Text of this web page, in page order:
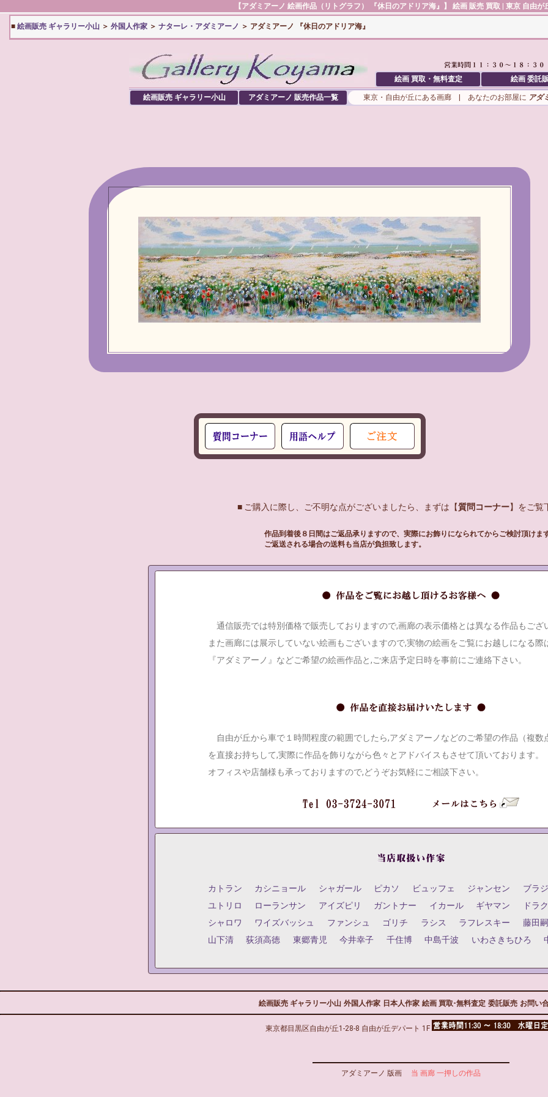
【 アダミアーノ 絵画作品（リトグラフ） 『休日のアドリア海』】 絵画 販売 買取 | 東京 自由が
■ 絵画販売 ギャラリー小山 ＞ 外国人作家 ＞ ナターレ・アダミアーノ ＞ アダミアーノ 『休日のアドリア海』
絵画 買取・無料査定 絵画 委託
絵画販売 ギャラリー小山 アダミアーノ 販売作品一覧 東京・自由が丘にある画廊 | あなたのお部屋に アダ
■ ご購入に際し、ご不明な点がございましたら、まずは【質問コーナー】をご覧
作品到着後８日間はご返品承りますので、実際にお飾りになられてからご検討頂けます
ご返送される場合の送料も当店が負担致します。
通信販売では特別価格で販売しておりますので,画廊の表示価格とは異なる作品もござ
また画廊には展示していない絵画もございますので,実物の絵画をご覧にお越しになる際
『アダミアーノ』などご希望の絵画作品と,ご来店予定日時を事前にご連絡下さい。
自由が丘から車で１時間程度の範囲でしたら,アダミアーノなどのご希望の作品（複数
を直接お持ちして,実際に作品を飾りながら色々とアドバイスもさせて頂いております。
オフィスや店舗様も承っておりますので,どうぞお気軽にご相談下さい。
カトラン カシニョール シャガール ピカソ ビュッフェ ジャンセン ブラ
ユトリロ
ローランサン アイズピリ ガントナー イカール ギヤマン ドラ
シャロワ
ワイズバッシュ ファンシュ ゴリチ ラシス ラフレスキー 藤田
山下清
荻須高徳 東郷青児 今井幸子 千住博 中島千波 いわさきちひろ
絵画販売 ギャラリー小山 外国人作家 日本人作家 絵画 買取-無料査定 委託販売 お問い
東京都目黒区自由が丘1-28-8 自由が丘デパート 1F
アダミアーノ 版画 当 画廊 一押しの作品